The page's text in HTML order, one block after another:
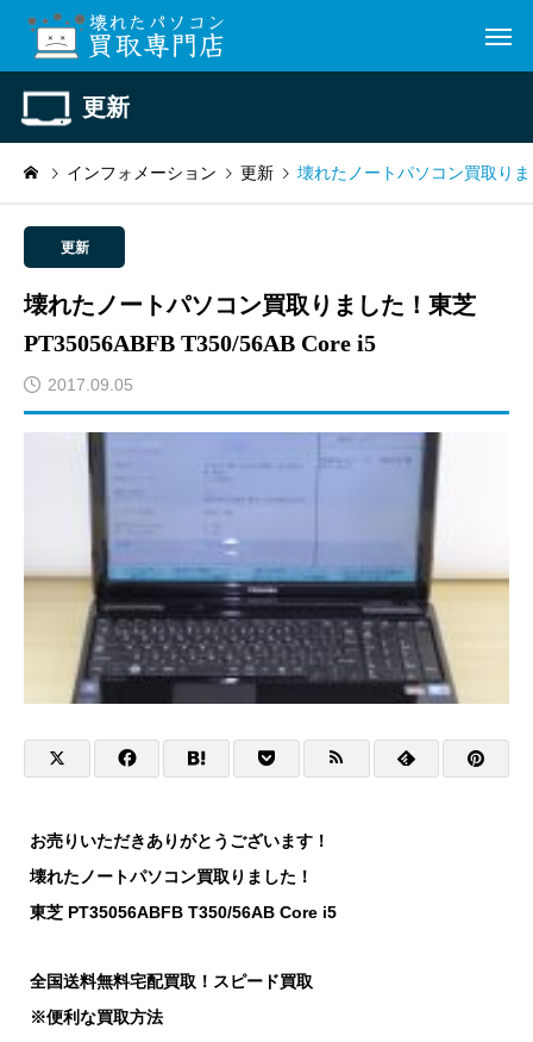
更新
インフォメーション 更新 壊れたノートパソコン買取り
更新
壊れたノートパソコン買取りました！東芝
PT35056ABFB T350/56AB Core i5
2017.09.05
お売りいただきありがとうございます！
壊れたノートパソコン買取りました！
東芝 PT35056ABFB T350/56AB Core i5
全国送料無料宅配買取！スピード買取
※便利な買取方法